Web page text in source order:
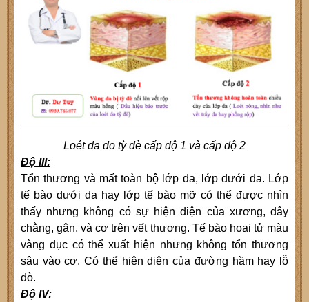
Loét da do tỳ đè cấp độ 1 và cấp độ 2
Độ III:
Tổn thương và mất toàn bộ lớp da, lớp dưới da. Lớp
tế bào dưới da hay lớp tế bào mỡ có thể được nhìn
thấy nhưng không có sự hiện diện của xương, dây
chằng, gân, và cơ trên vết thương. Tế bào hoại tử màu
vàng đục có thể xuất hiện nhưng không tổn thương
sâu vào cơ. Có thể hiện diện của đường hầm hay lỗ
dò.
Độ IV: